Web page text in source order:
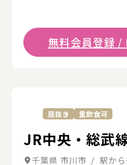
無料会員登録 /
居抜き 重飲食可
JR中央・総武
千葉県 市川市 / 駅から